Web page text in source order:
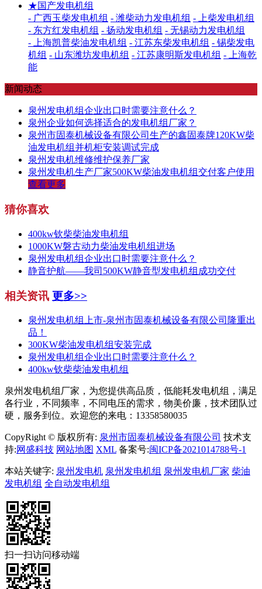
★国产发电机组
- 广西玉柴发电机组 - 潍柴动力发电机组 - 上柴发电机组
- 东方红发电机组 - 扬动发电机组 - 无锡动力发电机组
- 上海凯普柴油发电机组 - 江苏东柴发电机组 - 锡柴发电
机组 - 山东潍坊发电机组 - 江苏康明斯发电机组 - 上海乾
能
新闻动态
泉州发电机组企业出口时需要注意什么？
泉州企业如何选择适合的发电机组厂家？
泉州市固泰机械设备有限公司生产的鑫固泰牌120KW柴
油发电机组并机柜安装调试完成
泉州发电机维修维护保养厂家
泉州发电机生产厂家500KW柴油发电机组交付客户使用
查看更多
猜你喜欢
400kw钦柴柴油发电机组
1000KW磐古动力柴油发电机组进场
泉州发电机组企业出口时需要注意什么？
静音护航——我司500KW静音型发电机组成功交付
相关资讯 更多>>
泉州发电机组上市-泉州市固泰机械设备有限公司隆重出
品！
300KW柴油发电机组安装完成
泉州发电机组企业出口时需要注意什么？
400kw钦柴柴油发电机组
泉州发电机组厂家，为您提供高品质，低能耗发电机组，满足
各行业，不同频率，不同电压的需求，物美价廉，技术团队过
硬，服务到位。欢迎您的来电：13358580035
CopyRight © 版权所有: 泉州市固泰机械设备有限公司 技术支
持:网盛科技 网站地图 XML 备案号:闽ICP备2021014788号-1
本站关键字: 泉州发电机 泉州发电机组 泉州发电机厂家 柴油
发电机组 全自动发电机组
扫一扫访问移动端